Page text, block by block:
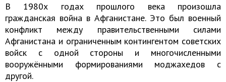
В 1980х годах прошлого века произошла
гражданская война в Афганистане. Это был военный
конфликт между правительственными силами
Афганистана и ограниченным контингентом советских
войск с одной стороны и многочисленными
вооружёнными формированиями моджахедов с
другой.